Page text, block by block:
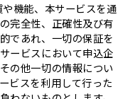
機能、本サービスを通
完全性、正確性及び有
であれ、一切の保証を
ービスにおいて申込企
の他一切の情報につい
ビスを利用して行った